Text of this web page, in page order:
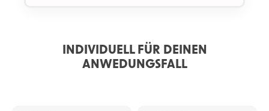
INDIVIDUELL FÜR DEINEN
ANWEDUNGSFALL